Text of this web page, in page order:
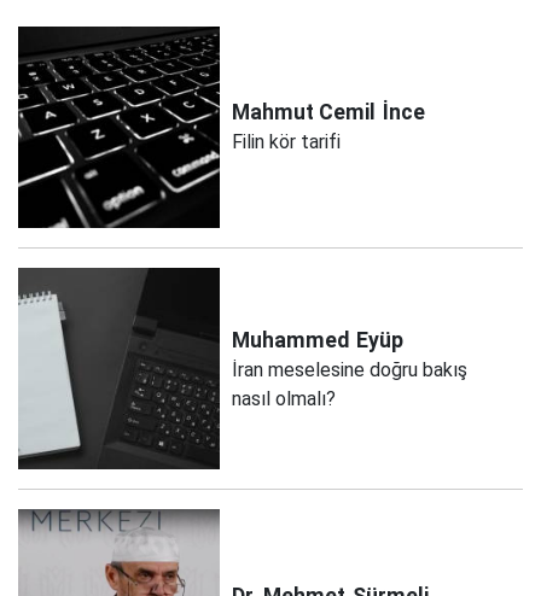
Mahmut Cemil İnce
Filin kör tarifi
Muhammed Eyüp
İran meselesine doğru bakış
nasıl olmalı?